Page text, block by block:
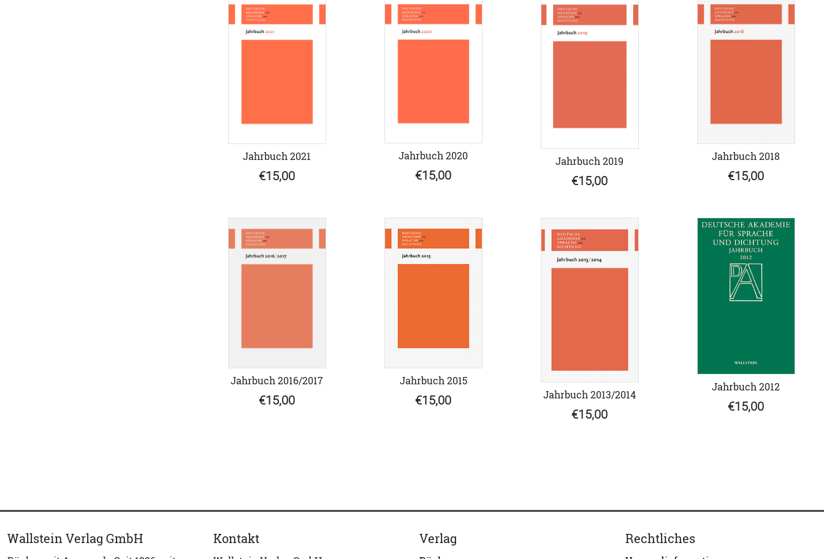
Jahrbuch 2021
€15,00
Jahrbuch 2020
€15,00
Jahrbuch 2019
€15,00
Jahrbuch 2018
€15,00
Jahrbuch 2016/2017
€15,00
Jahrbuch 2015
€15,00 Jahrbuch 2013/2014
€15,00
Jahrbuch 2012
€15,00
Wallstein Verlag GmbH Kontakt Verlag Rechtliches